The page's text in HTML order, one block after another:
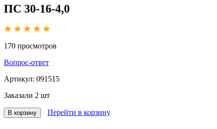
ПС 30-16-4,0
170 просмотров
Вопрос-ответ
Артикул: 091515
Заказали 2 шт
В корзину Перейти в корзину